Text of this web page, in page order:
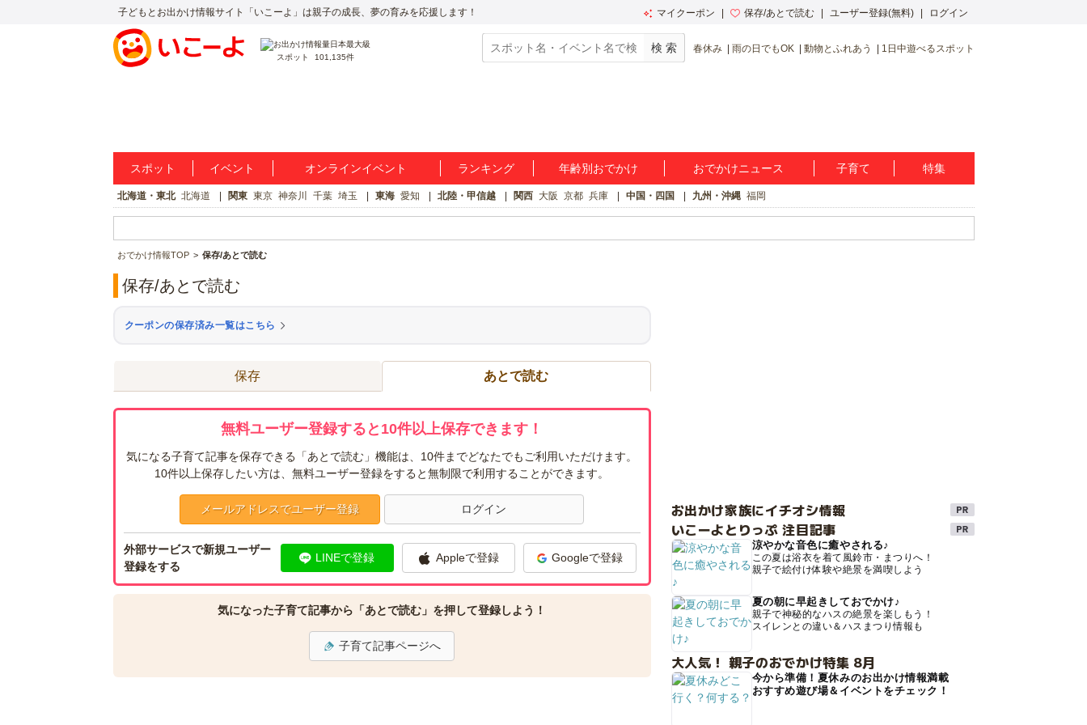
子どもとお出かけ情報サイト「いこーよ」は親子の成長、夢の育みを応援します！ マイクーポン 保存/あとで読む ユーザー登録(無料) ログイン
スポット 101,135件
春休み 雨の日でもOK 動物とふれあう 1日中遊べるスポット
スポット イベント オンラインイベント ランキング 年齢別おでかけ おでかけニュース 子育て 特集
北海道・東北 北海道 関東 東京 神奈川 千葉 埼玉 東海 愛知 北陸・甲信越 関西 大阪 京都 兵庫 中国・四国 九州・沖縄 福岡
おでかけ情報TOP 保存/あとで読む
保存/あとで読む
クーポンの保存済み一覧はこちら
保存 あとで読む
無料ユーザー登録すると10件以上保存できます！
気になる子育て記事を保存できる「あとで読む」機能は、10件までどなたでもご利用いただけます。
10件以上保存したい方は、無料ユーザー登録をすると無制限で利用することができます。
メールアドレスでユーザー登録 ログイン
外部サービスで新規ユーザー
登録をする
LINEで登録 Appleで登録 Googleで登録
気になった子育て記事から「あとで読む」を押して登録しよう！
子育て記事ページへ
お出かけ家族にイチオシ情報
いこーよとりっぷ 注目記事
涼やかな音色に癒やされる♪
この夏は浴衣を着て風鈴市・まつりへ！
親子で絵付け体験や絶景を満喫しよう
夏の朝に早起きしておでかけ♪
親子で神秘的なハスの絶景を楽しもう！
スイレンとの違い＆ハスまつり情報も
大人気！ 親子のおでかけ特集 8月
今から準備！夏休みのお出かけ情報満載
おすすめ遊び場＆イベントをチェック！